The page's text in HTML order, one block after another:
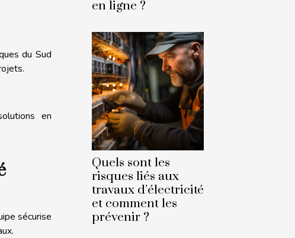
du Sud
en
sécurise
en ligne ?
Quels sont les
risques liés aux
travaux d’électricité
et comment les
prévenir ?